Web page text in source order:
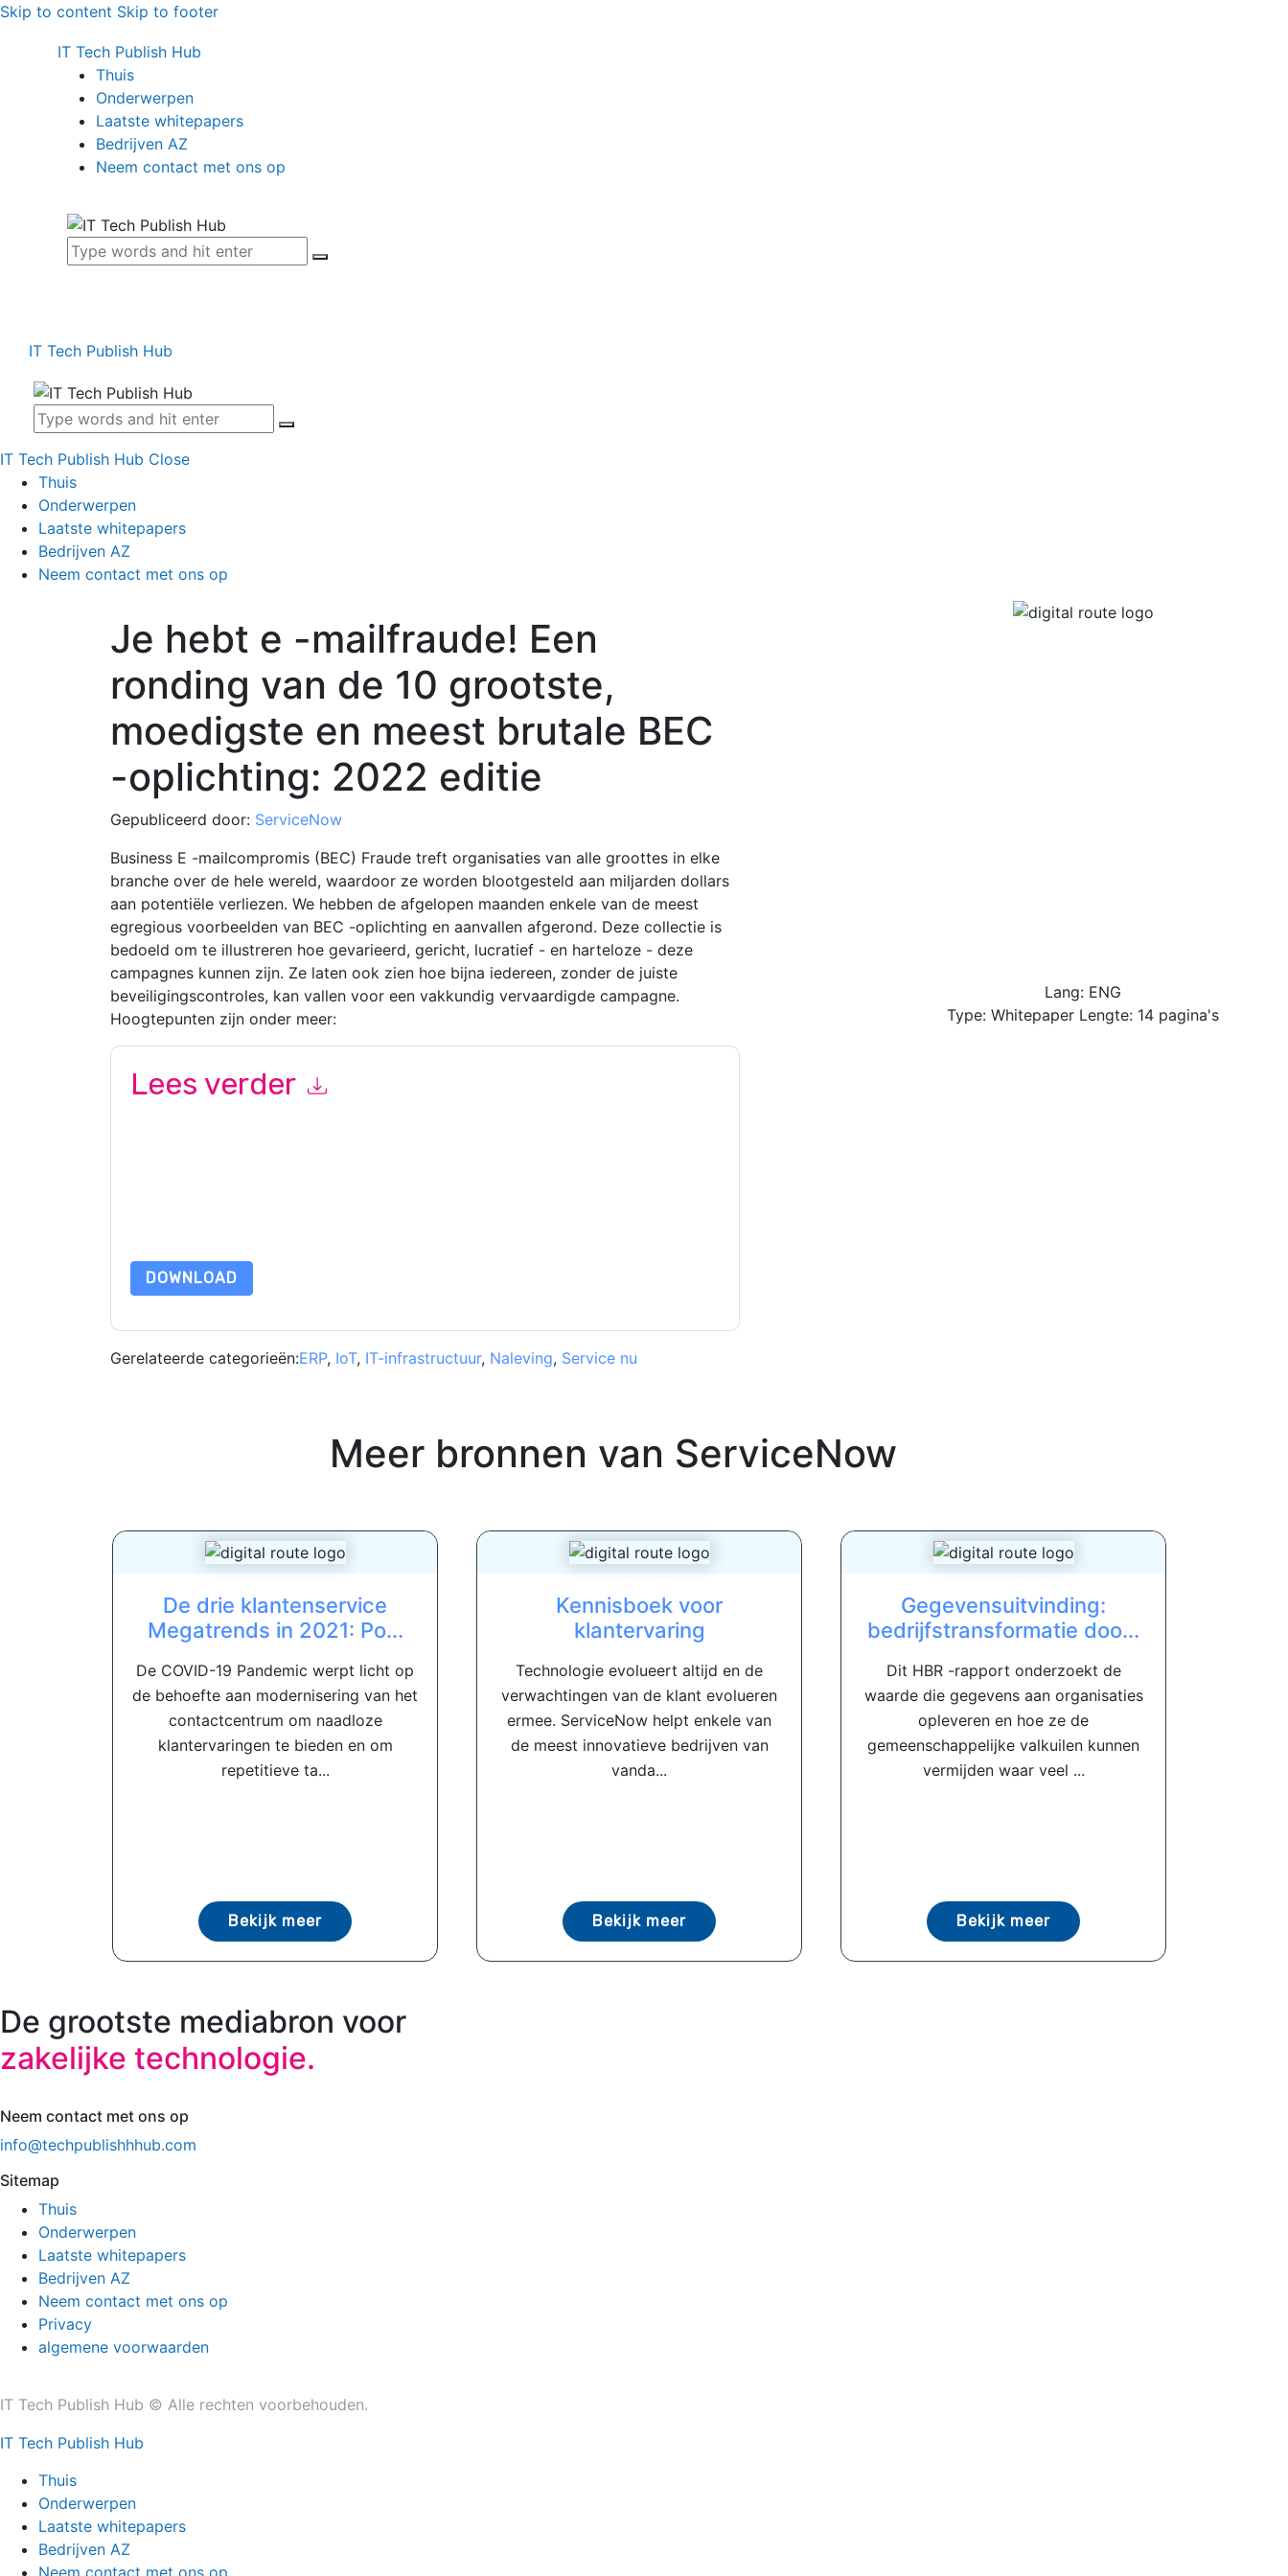
Skip to content Skip to footer
IT Tech Publish Hub
Thuis
Onderwerpen
Laatste whitepapers
Bedrijven AZ
Neem contact met ons op
IT Tech Publish Hub
IT Tech Publish Hub Close
Thuis
Onderwerpen
Laatste whitepapers
Bedrijven AZ
Neem contact met ons op
Je hebt e -mailfraude! Een
ronding van de 10 grootste,
moedigste en meest brutale BEC
-oplichting: 2022 editie
Gepubliceerd door: ServiceNow
Business E -mailcompromis (BEC) Fraude treft organisaties van alle groottes in elke
branche over de hele wereld, waardoor ze worden blootgesteld aan miljarden dollars
aan potentiële verliezen. We hebben de afgelopen maanden enkele van de meest
egregious voorbeelden van BEC -oplichting en aanvallen afgerond. Deze collectie is
bedoeld om te illustreren hoe gevarieerd, gericht, lucratief - en harteloze - deze
campagnes kunnen zijn. Ze laten ook zien hoe bijna iedereen, zonder de juiste
beveiligingscontroles, kan vallen voor een vakkundig vervaardigde campagne.
Hoogtepunten zijn onder meer:
Lees verder
DOWNLOAD
Gerelateerde categorieën:ERP, IoT, IT-infrastructuur, Naleving, Service nu
Lang: ENG
Type: Whitepaper Lengte: 14 pagina's
Meer bronnen van ServiceNow
De drie klantenservice
Megatrends in 2021: Po...
De COVID-19 Pandemic werpt licht op
de behoefte aan modernisering van het
contactcentrum om naadloze
klantervaringen te bieden en om
repetitieve ta...
Bekijk meer
Kennisboek voor
klantervaring
Technologie evolueert altijd en de
verwachtingen van de klant evolueren
ermee. ServiceNow helpt enkele van
de meest innovatieve bedrijven van
vanda...
Bekijk meer
Gegevensuitvinding:
bedrijfstransformatie doo...
Dit HBR -rapport onderzoekt de
waarde die gegevens aan organisaties
opleveren en hoe ze de
gemeenschappelijke valkuilen kunnen
vermijden waar veel ...
Bekijk meer
De grootste mediabron voor
zakelijke technologie.
Neem contact met ons op
info@techpublishhhub.com
Sitemap
Thuis
Onderwerpen
Laatste whitepapers
Bedrijven AZ
Neem contact met ons op
Privacy
algemene voorwaarden
IT Tech Publish Hub © Alle rechten voorbehouden.
IT Tech Publish Hub
Thuis
Onderwerpen
Laatste whitepapers
Bedrijven AZ